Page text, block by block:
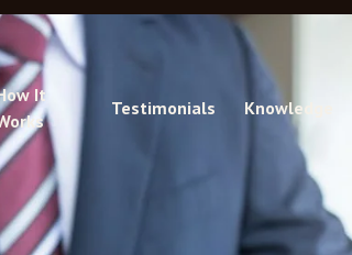
It
Testimonials Knowledge